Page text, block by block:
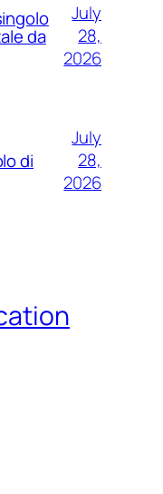
da
July
28,
2026
di
July
28,
2026